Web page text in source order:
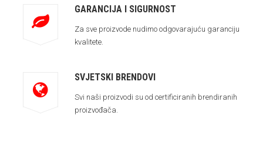
GARANCIJA I SIGURNOST
Za sve proizvode nudimo odgovarajuću garanciju
kvalitete.
SVJETSKI BRENDOVI
Svi naši proizvodi su od certificiranih brendiranih
proizvođača.